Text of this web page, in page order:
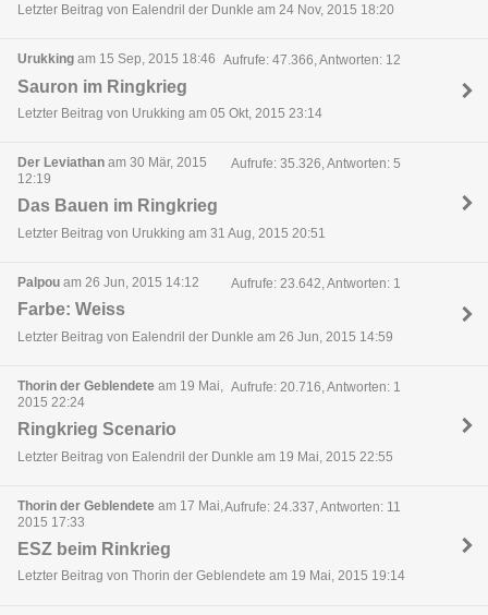
Letzter Beitrag von Ealendril der Dunkle am 24 Nov, 2015 18:20
Urukking am 15 Sep, 2015 18:46 Aufrufe: 47.366, Antworten: 12
Sauron im Ringkrieg
Letzter Beitrag von Urukking am 05 Okt, 2015 23:14
Der Leviathan am 30 Mär, 2015
12:19
Aufrufe: 35.326, Antworten: 5
Das Bauen im Ringkrieg
Letzter Beitrag von Urukking am 31 Aug, 2015 20:51
Palpou am 26 Jun, 2015 14:12 Aufrufe: 23.642, Antworten: 1
Farbe: Weiss
Letzter Beitrag von Ealendril der Dunkle am 26 Jun, 2015 14:59
Thorin der Geblendete am 19 Mai,
2015 22:24
Aufrufe: 20.716, Antworten: 1
Ringkrieg Scenario
Letzter Beitrag von Ealendril der Dunkle am 19 Mai, 2015 22:55
Thorin der Geblendete am 17 Mai,
2015 17:33
Aufrufe: 24.337, Antworten: 11
ESZ beim Rinkrieg
Letzter Beitrag von Thorin der Geblendete am 19 Mai, 2015 19:14